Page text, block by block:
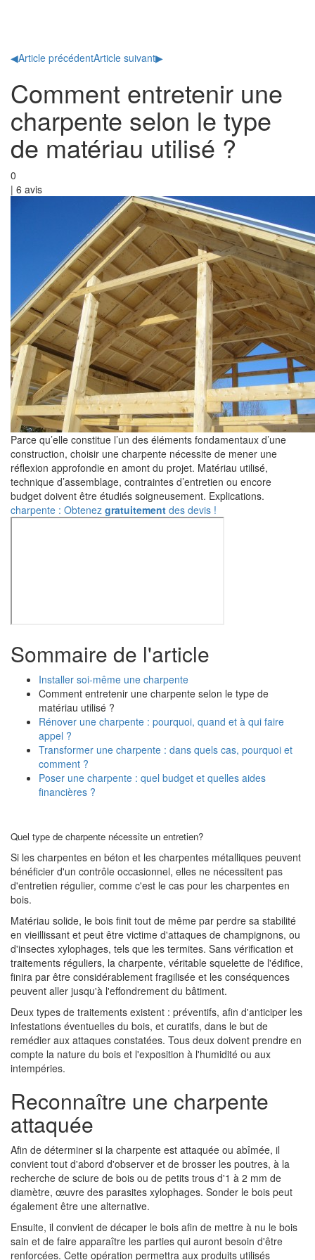
◀Article précédentArticle suivant▶
Comment entretenir une
charpente selon le type
de matériau utilisé ?
0
| 6 avis
Parce qu’elle constitue l’un des éléments fondamentaux d’une
construction, choisir une charpente nécessite de mener une
réflexion approfondie en amont du projet. Matériau utilisé,
technique d’assemblage, contraintes d’entretien ou encore
budget doivent être étudiés soigneusement. Explications.
charpente : Obtenez gratuitement des devis !
Sommaire de l'article
Installer soi-même une charpente
Comment entretenir une charpente selon le type de
matériau utilisé ?
Rénover une charpente : pourquoi, quand et à qui faire
appel ?
Transformer une charpente : dans quels cas, pourquoi et
comment ?
Poser une charpente : quel budget et quelles aides
financières ?
Quel type de charpente nécessite un entretien?
Si les charpentes en béton et les charpentes métalliques peuvent
bénéficier d'un contrôle occasionnel, elles ne nécessitent pas
d'entretien régulier, comme c'est le cas pour les charpentes en
bois.
Matériau solide, le bois finit tout de même par perdre sa stabilité
en vieillissant et peut être victime d'attaques de champignons, ou
d'insectes xylophages, tels que les termites. Sans vérification et
traitements réguliers, la charpente, véritable squelette de l'édifice,
finira par être considérablement fragilisée et les conséquences
peuvent aller jusqu'à l'effondrement du bâtiment.
Deux types de traitements existent : préventifs, afin d'anticiper les
infestations éventuelles du bois, et curatifs, dans le but de
remédier aux attaques constatées. Tous deux doivent prendre en
compte la nature du bois et l'exposition à l'humidité ou aux
intempéries.
Reconnaître une charpente
attaquée
Afin de déterminer si la charpente est attaquée ou abîmée, il
convient tout d'abord d'observer et de brosser les poutres, à la
recherche de sciure de bois ou de petits trous d'1 à 2 mm de
diamètre, œuvre des parasites xylophages. Sonder le bois peut
également être une alternative.
Ensuite, il convient de décaper le bois afin de mettre à nu le bois
sain et de faire apparaître les parties qui auront besoin d'être
renforcées. Cette opération permettra aux produits utilisés